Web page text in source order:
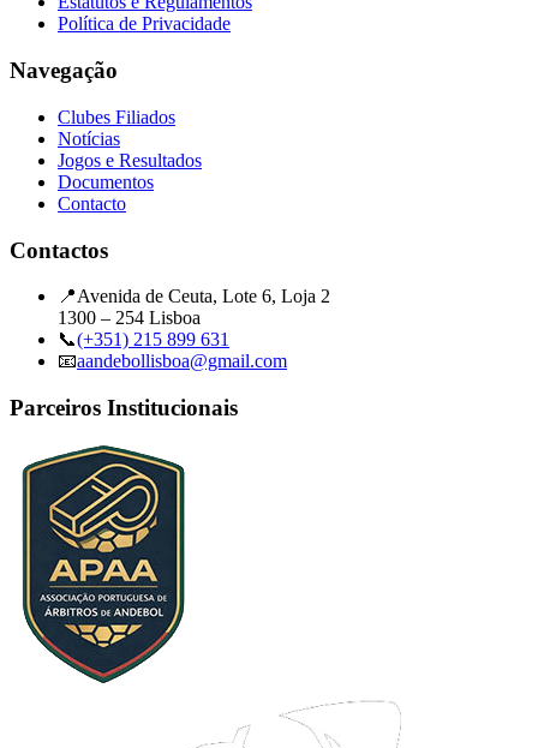
Política de Privacidade
Navegação
Clubes Filiados
Notícias
Jogos e Resultados
Documentos
Contacto
Contactos
📍Avenida de Ceuta, Lote 6, Loja 2
1300 – 254 Lisboa
📞(+351) 215 899 631
📧aandebollisboa@gmail.com
Parceiros Institucionais